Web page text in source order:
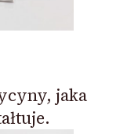
jaka